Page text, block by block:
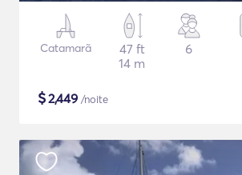
Catamarã
47 ft
14 m
6
$2,449 /noite